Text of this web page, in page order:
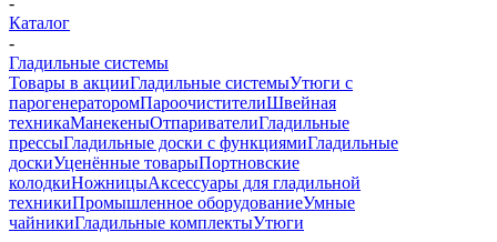
Каталог
-
Гладильные системы
Товары в акцииГладильные системыУтюги с
парогенераторомПароочистителиШвейная
техникаМанекеныОтпаривателиГладильные
прессыГладильные доски с функциямиГладильные
доскиУценённые товарыПортновские
колодкиНожницыАксессуары для гладильной
техникиПромышленное оборудованиеУмные
чайникиГладильные комплектыУтюги